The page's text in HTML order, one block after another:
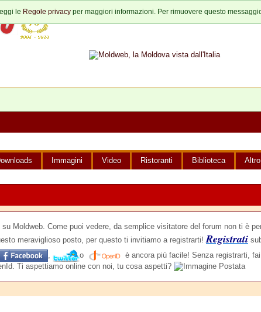
le Regole privacy per maggiori informazioni. Per rimuovere questo
Immagini Video Ristoranti Biblioteca Altro
su Moldweb. Come puoi vedere, da semplice visitatore del forum non ti è
meraviglioso posto, per questo ti invitiamo a registrarti!Registrati
o è ancora più facile! Senza registrarti,
Ti aspettiamo online con noi, tu cosa aspetti?